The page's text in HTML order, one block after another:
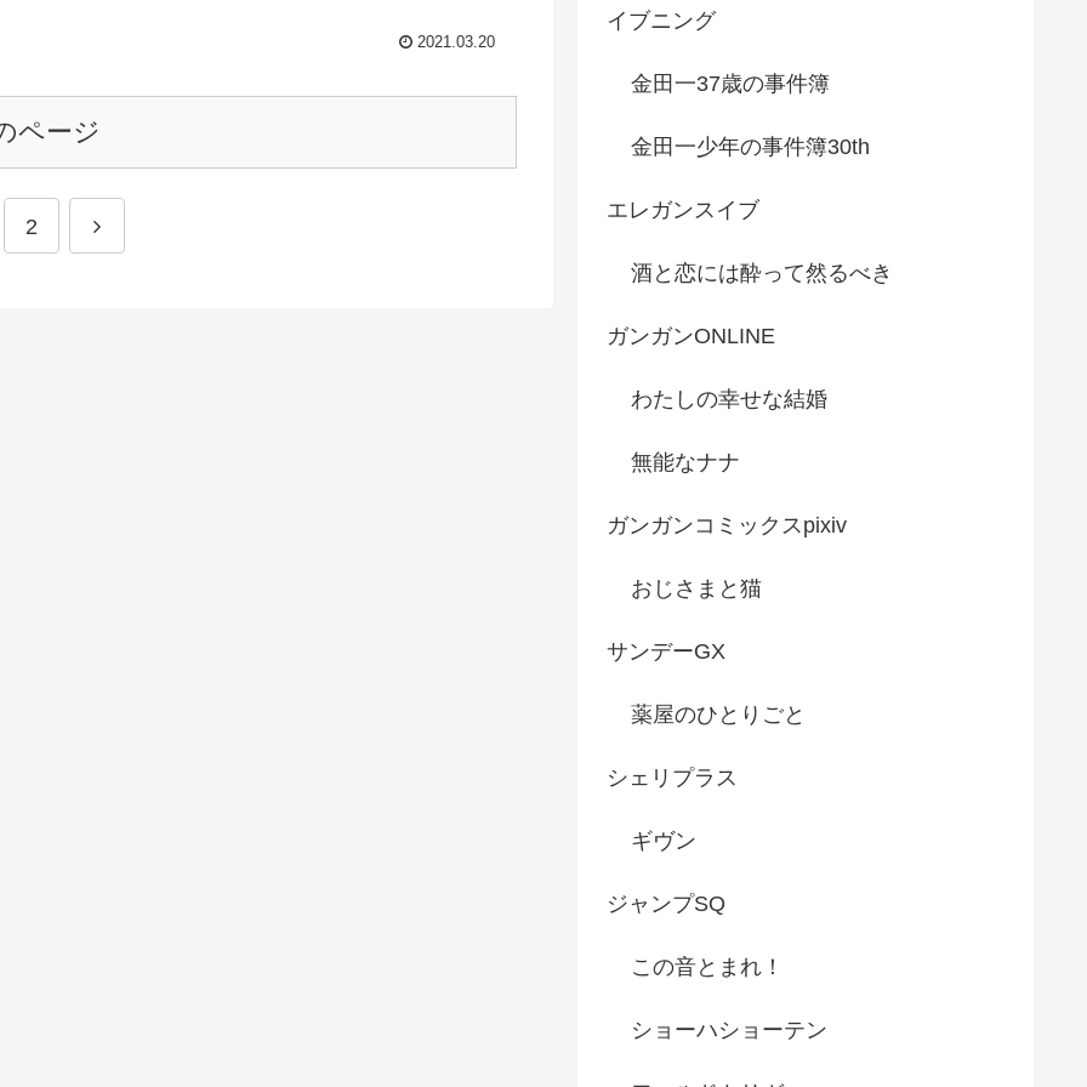
2021.03.20
ページ
2
イブニング
金田一37歳の事件簿
金田一少年の事件簿30th
エレガンスイブ
酒と恋には酔って然るべき
ガンガンONLINE
わたしの幸せな結婚
無能なナナ
ガンガンコミックスpixiv
おじさまと猫
サンデーGX
薬屋のひとりごと
シェリプラス
ギヴン
ジャンプSQ
この音とまれ！
ショーハショーテン